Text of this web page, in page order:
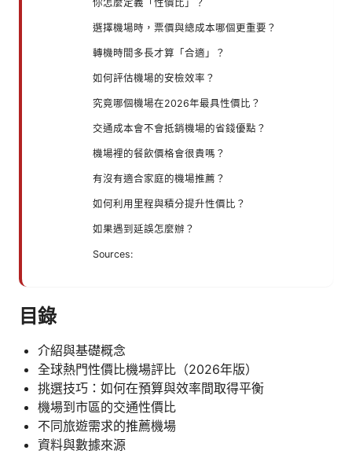
你怎麼定義「性價比」？
選擇機場時，票價與總成本哪個更重要？
轉機時間多長才算「合適」？
如何評估機場的安檢效率？
究竟哪個機場在2026年最具性價比？
交通成本會不會抵銷機場的省錢優點？
機場裡的餐飲價格會很貴嗎？
有沒有適合家庭的機場推薦？
如何利用里程與積分提升性價比？
如果遇到延誤怎麼辦？
Sources:
目錄
介紹與基礎概念
全球熱門性價比機場評比（2026年版）
挑選技巧：如何在預算與效率間取得平衡
機場到市區的交通性價比
不同旅遊需求的推薦機場
資料與數據來源